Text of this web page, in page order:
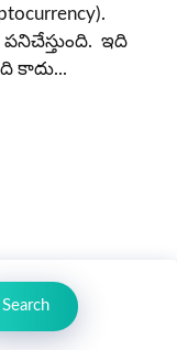
ఇది
కాదు...
Search